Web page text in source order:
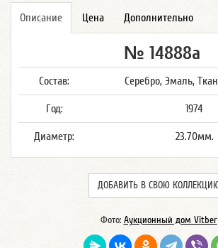
Описание Цена Дополнительно
№ 14888а
Состав: Серебро, Эмаль,
Год: 1974
Диаметр: 23.70мм.
ДОБАВИТЬ В СВОЮ
Фото: Аукционный дом Vitber